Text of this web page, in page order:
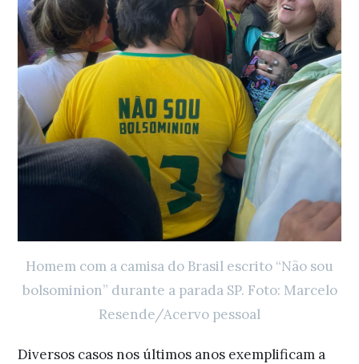
Homem com a camisa do Brasil escrito “Não sou
bolsominion” durante a parada SP. Foto: Marcelo
Resende/Acervo pessoal
Diversos casos nos últimos anos exemplificam a